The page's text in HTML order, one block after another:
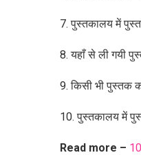
7. पुस्तकालय में
8. यहाँ से ली गयी
9. किसी भी पुस्तक
10. पुस्तकालय में
Read more –